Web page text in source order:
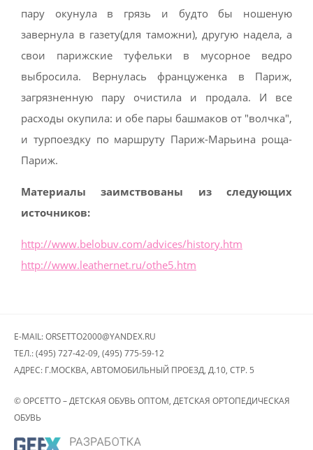
пару окунула в грязь и будто бы ношеную
завернула в газету(для таможни), другую надела, а
свои парижские туфельки в мусорное ведро
выбросила. Вернулась француженка в Париж,
загрязненную пару очистила и продала. И все
расходы окупила: и обе пары башмаков от "волчка",
и турпоездку по маршруту Париж-Марьина роща-
Париж.
Материалы заимствованы из следующих
источников:
http://www.belobuv.com/advices/history.htm
http://www.leathernet.ru/othe5.htm
E-MAIL: ORSETTO2000@YANDEX.RU
ТЕЛ.: (495) 727-42-09, (495) 775-59-12
АДРЕС: Г.МОСКВА, АВТОМОБИЛЬНЫЙ ПРОЕЗД, Д.10, СТР. 5
© ОРСЕТТО – ДЕТСКАЯ ОБУВЬ ОПТОМ, ДЕТСКАЯ ОРТОПЕДИЧЕСКАЯ
ОБУВЬ